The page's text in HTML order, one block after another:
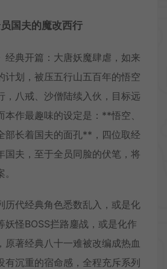
国夫的魔改西行
经典开篇：大唐妖魔肆虐，如来
计划，被压五行山五百年的悟空
，八戒、沙僧陆续入伙，目标远
本作最趣味的设定是：**悟空、
部长着国夫的面孔**，四位取经
国夫，至于全员同脸的伏笔，将
历代经典角色悉数乱入，或是化
妖怪BOSS拦路鏖战，或是化作
原著经典八十一难被改编成热血
有沉重的宿命感，全程充斥系列